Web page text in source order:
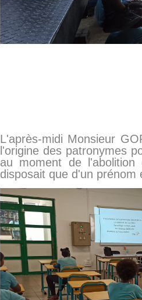
L'après-midi Monsieur
l'origine des patronymes
au moment de
disposait que d'un prénom